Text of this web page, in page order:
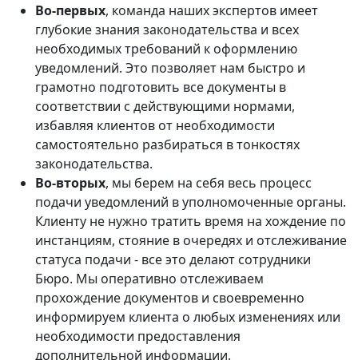
Во-первых, команда наших экспертов имеет
глубокие знания законодательства и всех
необходимых требований к оформлению
уведомлений. Это позволяет нам быстро и
грамотно подготовить все документы в
соответствии с действующими нормами,
избавляя клиентов от необходимости
самостоятельно разбираться в тонкостях
законодательства.
Во-вторых, мы берем на себя весь процесс
подачи уведомлений в уполномоченные органы.
Клиенту не нужно тратить время на хождение по
инстанциям, стояние в очередях и отслеживание
статуса подачи - все это делают сотрудники
Бюро. Мы оперативно отслеживаем
прохождение документов и своевременно
информируем клиента о любых изменениях или
необходимости предоставления
дополнительной информации.